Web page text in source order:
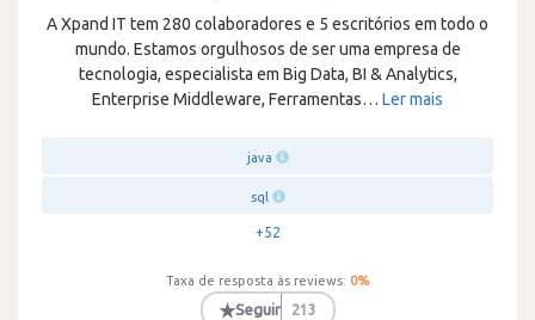
A Xpand IT tem 280 colaboradores e 5 escritórios em todo o
mundo. Estamos orgulhosos de ser uma empresa de
tecnologia, especialista em Big Data, BI & Analytics,
Enterprise Middleware, Ferramentas… Ler mais
java
sql
+52
Taxa de resposta às reviews: 0%
★Seguir 213